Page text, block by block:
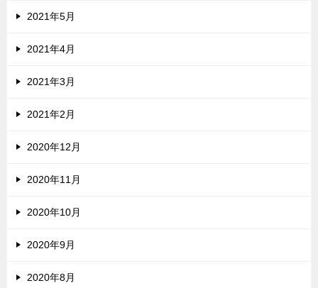
2021年5月
2021年4月
2021年3月
2021年2月
2020年12月
2020年11月
2020年10月
2020年9月
2020年8月